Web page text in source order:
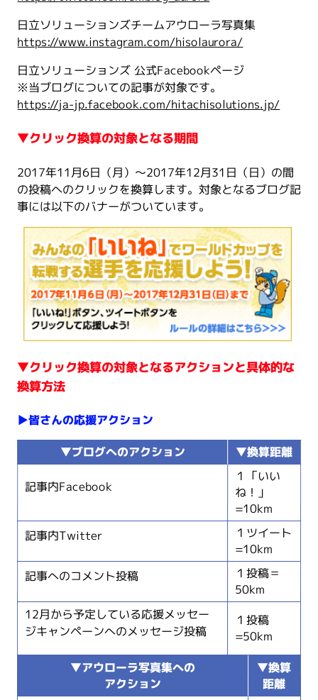
日立ソリューションズチームアウローラ写真集
https://www.instagram.com/hisolaurora/
日立ソリューションズ 公式Facebookページ
※当ブログについての記事が対象です。
https://ja-jp.facebook.com/hitachisolutions.jp/
▼クリック換算の対象となる期間
2017年11月6日（月）～2017年12月31日（日）の間
の投稿へのクリックを換算します。対象となるブログ記
事には以下のバナーがついています。
▼クリック換算の対象となるアクションと具体的な
換算方法
▶︎皆さんの応援アクション
▼ブログへのアクション ▼換算距離
記事内Facebook
１「いい
ね！」
=10km
記事内Twitter １ツイート
=10km
記事へのコメント投稿 １投稿＝
50km
12月から予定している応援メッセー
ジキャンペーンへのメッセージ投稿
１投稿
=50km
▼アウローラ写真集への
アクション
▼換算
距離